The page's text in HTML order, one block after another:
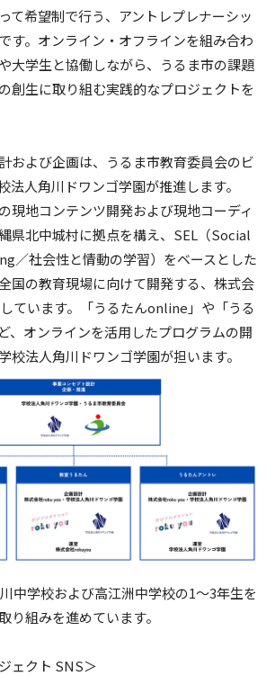
て希望制で行う、アントレプレナーシッ
す。オンライン・オフラインを組み合わ
大学生と協働しながら、うるま市の課題
創生に取り組む実践的なプロジェクトを
および企画は、うるま市教育委員会のビ
法人角川ドワンゴ学園が推進します。
現地コンテンツ開発および現地コーディ
県北中城村に拠点を構え、SEL（Social
／社会性と情動の学習）をベースとした
国の教育現場に向けて開発する、株式会
ています。「うるたんonline」や「うる
、オンラインを活用したプログラムの開
校法人角川ドワンゴ学園が担います。
中学校および高江洲中学校の1〜3年生を
り組みを進めています。
ェクト SNS＞